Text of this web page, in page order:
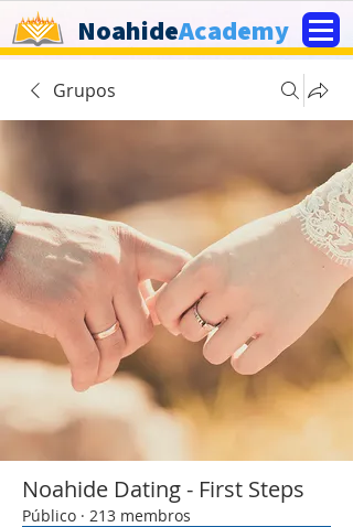
NoahideAcademy
Grupos
Noahide Dating - First Steps
Público · 213 membros